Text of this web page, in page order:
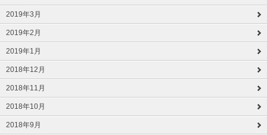
2019年3月
2019年2月
2019年1月
2018年12月
2018年11月
2018年10月
2018年9月